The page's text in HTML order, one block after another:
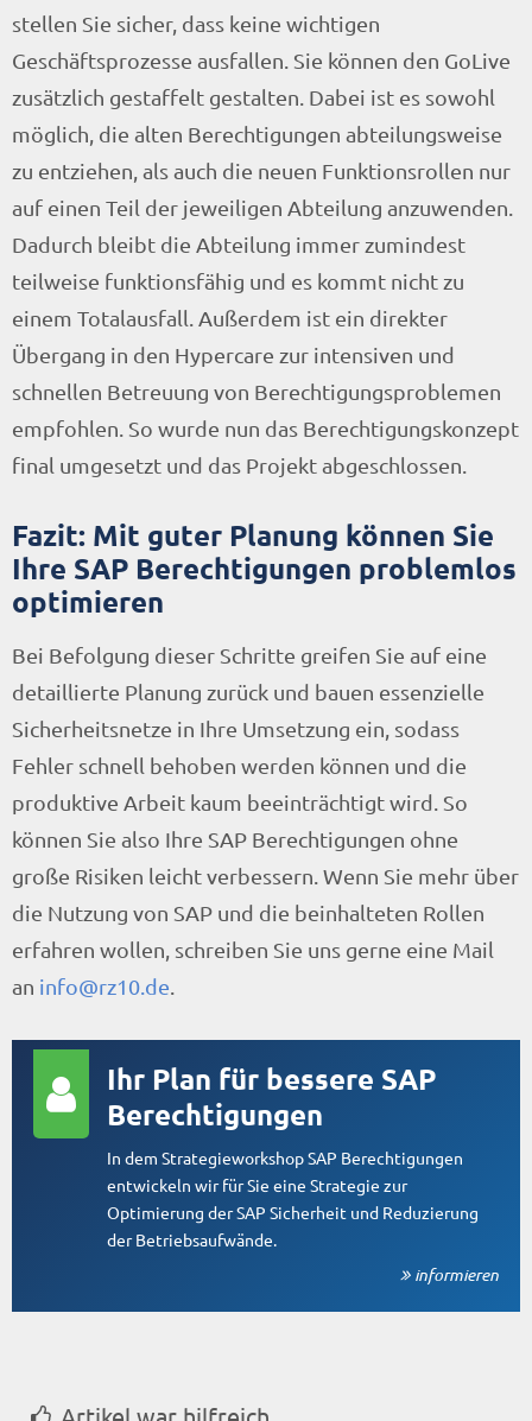
stellen Sie sicher, dass keine wichtigen
Geschäftsprozesse ausfallen. Sie können den GoLive
zusätzlich gestaffelt gestalten. Dabei ist es sowohl
möglich, die alten Berechtigungen abteilungsweise
zu entziehen, als auch die neuen Funktionsrollen nur
auf einen Teil der jeweiligen Abteilung anzuwenden.
Dadurch bleibt die Abteilung immer zumindest
teilweise funktionsfähig und es kommt nicht zu
einem Totalausfall. Außerdem ist ein direkter
Übergang in den Hypercare zur intensiven und
schnellen Betreuung von Berechtigungsproblemen
empfohlen. So wurde nun das Berechtigungskonzept
final umgesetzt und das Projekt abgeschlossen.
Fazit: Mit guter Planung können Sie
Ihre SAP Berechtigungen problemlos
optimieren
Bei Befolgung dieser Schritte greifen Sie auf eine
detaillierte Planung zurück und bauen essenzielle
Sicherheitsnetze in Ihre Umsetzung ein, sodass
Fehler schnell behoben werden können und die
produktive Arbeit kaum beeinträchtigt wird. So
können Sie also Ihre SAP Berechtigungen ohne
große Risiken leicht verbessern. Wenn Sie mehr über
die Nutzung von SAP und die beinhalteten Rollen
erfahren wollen, schreiben Sie uns gerne eine Mail
an info@rz10.de
Ihr Plan für bessere SAP
Berechtigungen
In dem Strategieworkshop SAP Berechtigungen
entwickeln wir für Sie eine Strategie zur
Optimierung der SAP Sicherheit und Reduzierung
der Betriebsaufwände.
informieren
Artikel war hilfreich